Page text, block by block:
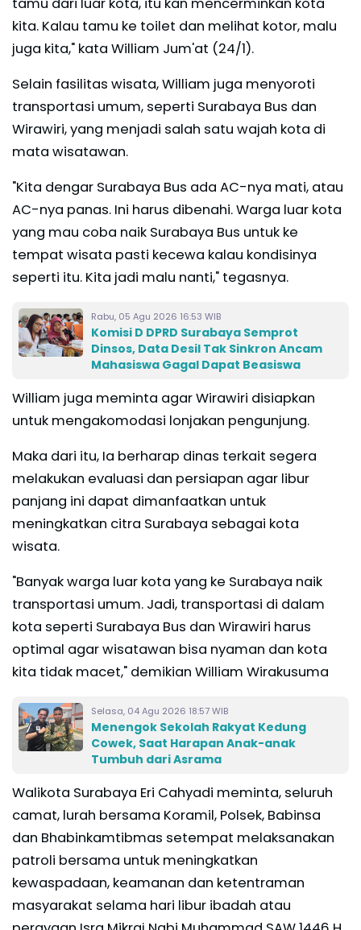
tamu dari luar kota, itu kan mencerminkan kota
kita. Kalau tamu ke toilet dan melihat kotor, malu
juga kita," kata William Jum'at (24/1).
Selain fasilitas wisata, William juga menyoroti
transportasi umum, seperti Surabaya Bus dan
Wirawiri, yang menjadi salah satu wajah kota di
mata wisatawan.
"Kita dengar Surabaya Bus ada AC-nya mati, atau
AC-nya panas. Ini harus dibenahi. Warga luar kota
yang mau coba naik Surabaya Bus untuk ke
tempat wisata pasti kecewa kalau kondisinya
seperti itu. Kita jadi malu nanti," tegasnya.
Rabu, 05 Agu 2026 16:53 WIB
Komisi D DPRD Surabaya Semprot
Dinsos, Data Desil Tak Sinkron Ancam
Mahasiswa Gagal Dapat Beasiswa
William juga meminta agar Wirawiri disiapkan
untuk mengakomodasi lonjakan pengunjung.
Maka dari itu, Ia berharap dinas terkait segera
melakukan evaluasi dan persiapan agar libur
panjang ini dapat dimanfaatkan untuk
meningkatkan citra Surabaya sebagai kota
wisata.
"Banyak warga luar kota yang ke Surabaya naik
transportasi umum. Jadi, transportasi di dalam
kota seperti Surabaya Bus dan Wirawiri harus
optimal agar wisatawan bisa nyaman dan kota
kita tidak macet," demikian William Wirakusuma
Selasa, 04 Agu 2026 18:57 WIB
Menengok Sekolah Rakyat Kedung
Cowek, Saat Harapan Anak-anak
Tumbuh dari Asrama
Walikota Surabaya Eri Cahyadi meminta, seluruh
camat, lurah bersama Koramil, Polsek, Babinsa
dan Bhabinkamtibmas setempat melaksanakan
patroli bersama untuk meningkatkan
kewaspadaan, keamanan dan ketentraman
masyarakat selama hari libur ibadah atau